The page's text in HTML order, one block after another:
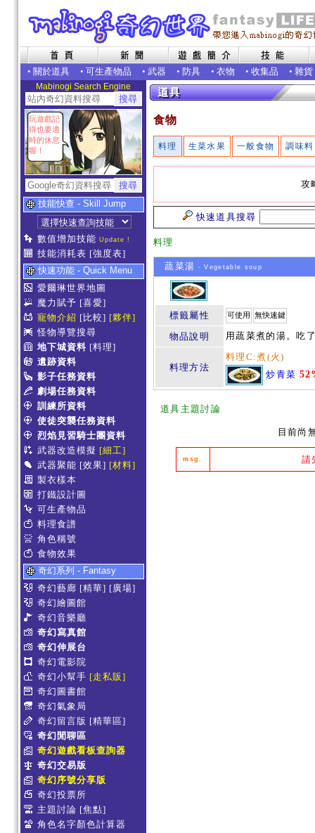
• 關於道具 • 可生產物品 • 武器 • 防具 • 衣物 • 收集品 • 雜貨
Mabinogi Search Engine
玩遊戲記
得也要適
時的休息
喔！
技能快查 - Skill Jump
數值增加技能 Update !
技能消耗表 [強度表]
快速功能 - Quick Menu
愛爾琳世界地圖
魔力賦予 [喜愛]
寵物介紹 [比較] [夥伴]
怪物導覽搜尋
地下城資料 [料理]
遺跡資料
影子任務資料
劇場任務資料
訓練所資料
使徒突襲任務資料
烈焰見習騎士團資料
武器改造模擬 [細工]
武器聚能 [效果] [材料]
製衣樣本
打鐵設計圖
可生產物品
料理食譜
角色稱號
食物效果
奇幻系列 - Fantasy
奇幻藝廊 [精華] [廣場]
奇幻繪圖館
奇幻音樂廳
奇幻寫真館
奇幻伸展台
奇幻電影院
奇幻小幫手 [走私販]
奇幻圖書館
奇幻氣象局
奇幻留言版 [精華區]
奇幻閒聊區
奇幻遊戲看板查詢器
奇幻交易版
奇幻序號分享版
奇幻投票所
主題討論 [焦點]
角色名字顏色計算器
食物
料理 生菜水果 一般食物 調味料
攻
快速道具搜尋
料理
蔬菜湯 - Vegetable soup
標籤屬性 可使用 無快速鍵
物品說明 用蔬菜煮的湯。吃
料理方法
料理C:煮(火)
炒青菜
道具主題討論
目前尚
msg. 請